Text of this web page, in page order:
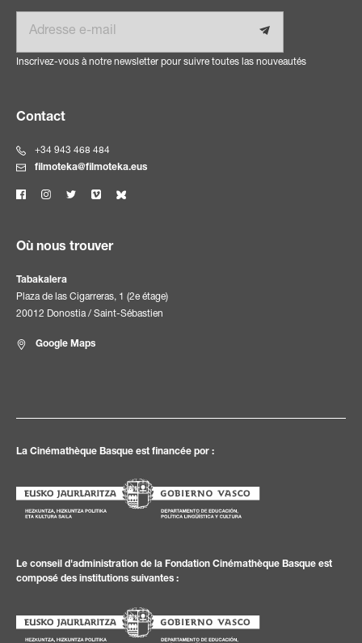
Inscrivez-vous à notre newsletter pour suivre toutes las nouveautés
Contact
+34 943 468 484
filmoteka@filmoteka.eus
Où nous trouver
Tabakalera
Plaza de las Cigarreras, 1 (2e étage)
20012 Donostia / Saint-Sébastien
Google Maps
La Cinémathèque Basque est financée por :
Le conseil d'administration de la Fondation Cinémathèque Basque est
composé des institutions suivantes :